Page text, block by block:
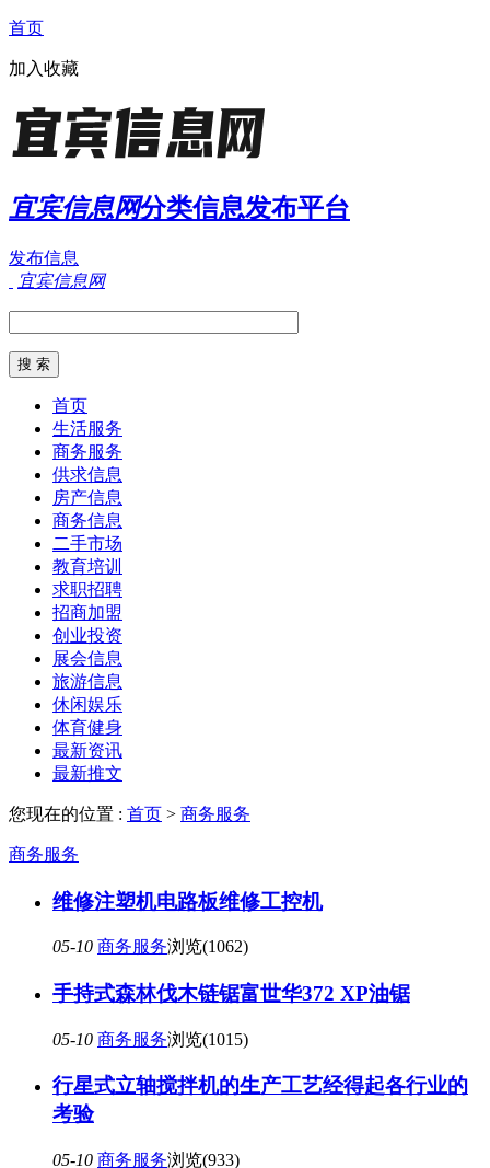
首页
加入收藏
宜宾信息网分类信息发布平台
发布信息
宜宾信息网
首页
生活服务
商务服务
供求信息
房产信息
商务信息
二手市场
教育培训
求职招聘
招商加盟
创业投资
展会信息
旅游信息
休闲娱乐
体育健身
最新资讯
最新推文
您现在的位置 : 首页 > 商务服务
商务服务
维修注塑机电路板维修工控机
05-10 商务服务浏览(1062)
手持式森林伐木链锯富世华372 XP油锯
05-10 商务服务浏览(1015)
行星式立轴搅拌机的生产工艺经得起各行业的
考验
05-10 商务服务浏览(933)